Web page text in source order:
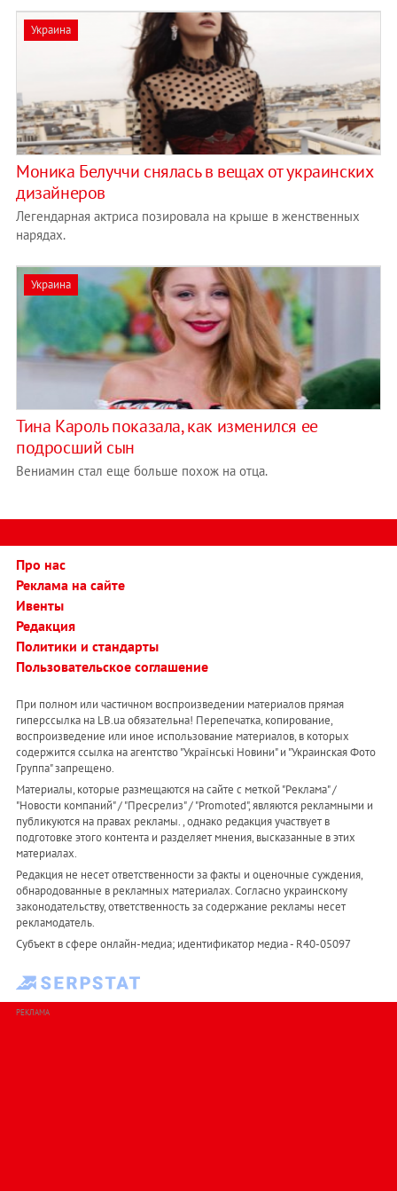
Украина
Моника Белуччи снялась в вещах от украинских
дизайнеров
Легендарная актриса позировала на крыше в женственных
нарядах.
Украина
Тина Кароль показала, как изменился ее
подросший сын
Вениамин стал еще больше похож на отца.
Про нас
Реклама на сайте
Ивенты
Редакция
Политики и стандарты
Пользовательское соглашение
При полном или частичном воспроизведении материалов прямая
гиперссылка на LB.ua обязательна! Перепечатка, копирование,
воспроизведение или иное использование материалов, в которых
содержится ссылка на агентство "Українськi Новини" и "Украинская Фото
Группа" запрещено.
Материалы, которые размещаются на сайте с меткой "Реклама" /
"Новости компаний" / "Пресрелиз" / "Promoted", являются рекламными и
публикуются на правах рекламы. , однако редакция участвует в
подготовке этого контента и разделяет мнения, высказанные в этих
материалах.
Редакция не несет ответственности за факты и оценочные суждения,
обнародованные в рекламных материалах. Согласно украинскому
законодательству, ответственность за содержание рекламы несет
рекламодатель.
Субъект в сфере онлайн-медиа; идентификатор медиа - R40-05097
РЕКЛАМА